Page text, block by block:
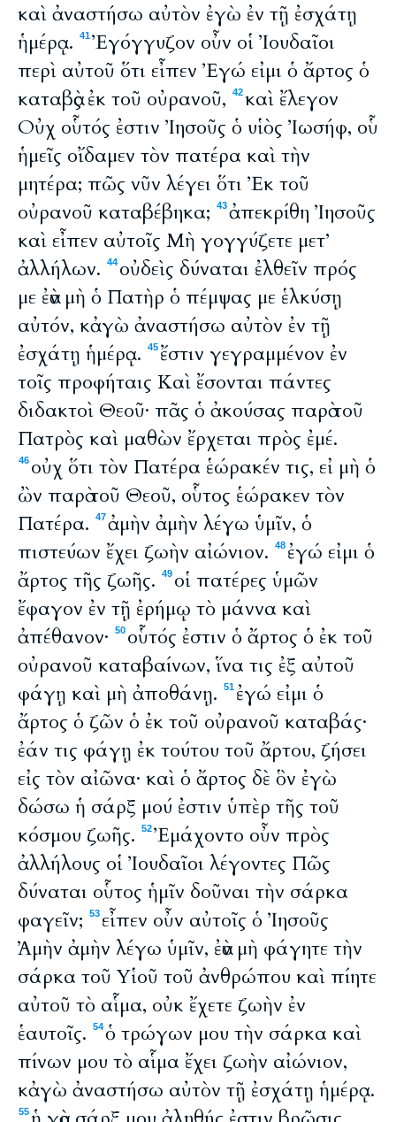
καὶ ἀναστήσω αὐτὸν ἐγὼ ἐν τῇ ἐσχάτῃ
ἡμέρᾳ.
41Ἐγόγγυζον οὖν οἱ Ἰουδαῖοι
περὶ αὐτοῦ ὅτι εἶπεν Ἐγώ εἰμι ὁ ἄρτος ὁ
καταβὰς ἐκ τοῦ οὐρανοῦ,
42καὶ ἔλεγον
Οὐχ οὗτός ἐστιν Ἰησοῦς ὁ υἱὸς Ἰωσήφ, οὗ
ἡμεῖς οἴδαμεν τὸν πατέρα καὶ τὴν
μητέρα; πῶς νῦν λέγει ὅτι Ἐκ τοῦ
οὐρανοῦ καταβέβηκα;
43ἀπεκρίθη Ἰησοῦς
καὶ εἶπεν αὐτοῖς Μὴ γογγύζετε μετ’
ἀλλήλων.
44 οὐδεὶς δύναται ἐλθεῖν πρός
με ἐὰν μὴ ὁ Πατὴρ ὁ πέμψας με ἑλκύσῃ
αὐτόν, κἀγὼ ἀναστήσω αὐτὸν ἐν τῇ
ἐσχάτῃ ἡμέρᾳ.
45 ἔστιν γεγραμμένον ἐν
τοῖς προφήταις Καὶ ἔσονται πάντες
διδακτοὶ Θεοῦ· πᾶς ὁ ἀκούσας παρὰ τοῦ
Πατρὸς καὶ μαθὼν ἔρχεται πρὸς ἐμέ.
46 οὐχ ὅτι τὸν Πατέρα ἑώρακέν τις, εἰ μὴ ὁ
ὢν παρὰ τοῦ Θεοῦ, οὗτος ἑώρακεν τὸν
Πατέρα.
47ἀμὴν ἀμὴν λέγω ὑμῖν, ὁ
πιστεύων ἔχει ζωὴν αἰώνιον.
48 ἐγώ εἰμι ὁ
ἄρτος τῆς ζωῆς.
49 οἱ πατέρες ὑμῶν
ἔφαγον ἐν τῇ ἐρήμῳ τὸ μάννα καὶ
ἀπέθανον·
50 οὗτός ἐστιν ὁ ἄρτος ὁ ἐκ τοῦ
οὐρανοῦ καταβαίνων, ἵνα τις ἐξ αὐτοῦ
φάγῃ καὶ μὴ ἀποθάνῃ.
51 ἐγώ εἰμι ὁ
ἄρτος ὁ ζῶν ὁ ἐκ τοῦ οὐρανοῦ καταβάς·
ἐάν τις φάγῃ ἐκ τούτου τοῦ ἄρτου, ζήσει
εἰς τὸν αἰῶνα· καὶ ὁ ἄρτος δὲ ὃν ἐγὼ
δώσω ἡ σάρξ μού ἐστιν ὑπὲρ τῆς τοῦ
κόσμου ζωῆς.
52Ἐμάχοντο οὖν πρὸς
ἀλλήλους οἱ Ἰουδαῖοι λέγοντες Πῶς
δύναται οὗτος ἡμῖν δοῦναι τὴν σάρκα
φαγεῖν;
53 εἶπεν οὖν αὐτοῖς ὁ Ἰησοῦς
Ἀμὴν ἀμὴν λέγω ὑμῖν, ἐὰν μὴ φάγητε τὴν
σάρκα τοῦ Υἱοῦ τοῦ ἀνθρώπου καὶ πίητε
αὐτοῦ τὸ αἷμα, οὐκ ἔχετε ζωὴν ἐν
ἑαυτοῖς.
54ὁ τρώγων μου τὴν σάρκα καὶ
πίνων μου τὸ αἷμα ἔχει ζωὴν αἰώνιον,
κἀγὼ ἀναστήσω αὐτὸν τῇ ἐσχάτῃ ἡμέρᾳ.
55